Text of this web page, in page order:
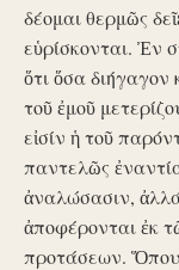
δέομαι θερμῶς
εὑρίσκονται. Ἐν
ὅτι ὅσα διήγαγον
τοῦ ἐμοῦ
εἰσίν ἡ τοῦ
παντελῶς
ἀναλώσασιν,
ἀποφέρονται ἐκ
προτάσεων. Ὅπου